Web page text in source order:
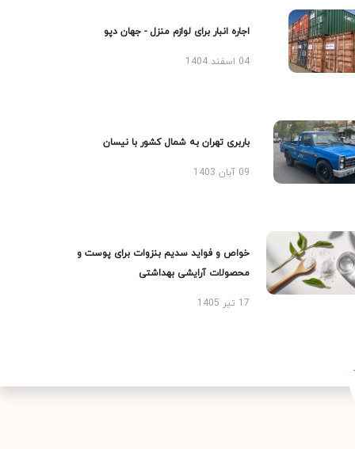
اجاره انبار برای لوازم منزل - جهان دپو
04 اسفند 1404
باربری تهران به شمال کشور با نیسان
09 آبان 1403
خواص و فواید سدیم بنزوات برای پوست و
محصولات آرایشی بهداشتی
17 تیر 1405